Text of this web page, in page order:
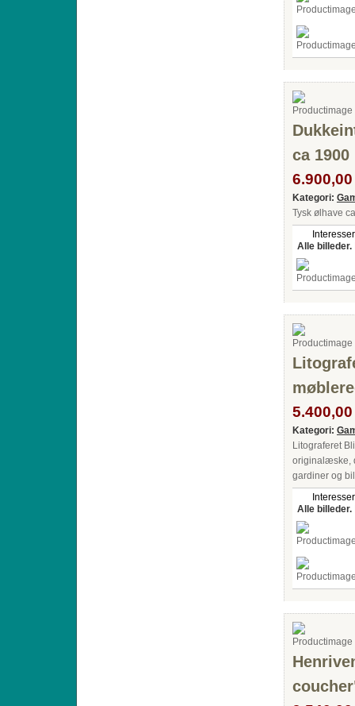
ca 1900
Kategori:
Tysk ølhave
Alle billeder.
Kategori:
Litograferet
originalæske,
gardiner og
Alle billeder.